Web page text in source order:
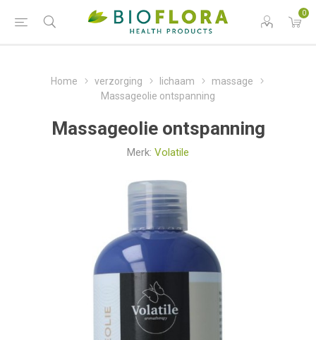
0
Home verzorging lichaam
massage
Massageolie ontspanning
Massageolie ontspanning
Merk: Volatile